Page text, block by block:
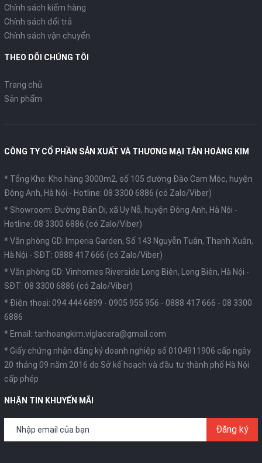
Chính sách kiểm hàng
Chính sách đổi trả
Chính sách vận chuyển
THEO DÕI CHÚNG TÔI
Trang chủ
Sản phẩm
CÔNG TY CỔ PHẦN SẢN XUẤT VÀ THƯƠNG MẠI TÂN HOÀNG KIM
* Tổng Kho: Kho hàng 3000m2, số 105 đường Đào Cam Mộc, huyện
Đông Anh, Hà Nội - Hotline: 08 3300 6886 (có Zalo/Viber)
* Showroom: Đường Đản Dị, xã Uy Nỗ, huyện Đông Anh, Hà Nội -
Hotline: 08 3300 6886 (có Zalo/Viber)
* Văn phòng GD: Imperia Garden, Số 143 Nguyễn Tuân, Thanh Xuân,
Hà Nội - SĐT: 0888 417 666 (có Zalo/Viber)
* Văn phòng GD: Vinhomes Riverside Long Biên, Long Biên, Hà Nội -
SĐT: 08 3300 6886 (có Zalo/Viber)
* Điện thoại: 094 444 6899 - 0905 955 956 - 0888 417 666 - 08 3300
6886
* Email: tanhoangkim.viglacera@gmail.com
* Giấy chứng nhận đăng ký doanh nghiệp số 0104911906 cấp ngày
20 tháng 09 năm 2016 do Sở kế hoạch và đầu tư thành phố Hà Nội
cấp phép
NHẬN TIN KHUYẾN MÃI
Đăng ký